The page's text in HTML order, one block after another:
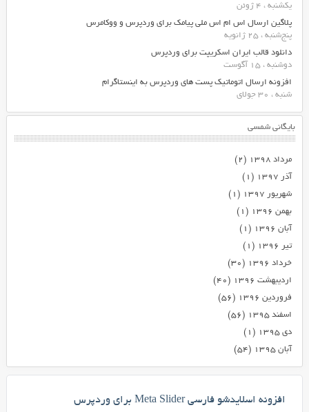
یکشنبه ، 4 ژوئن
پلاگین ارسال اس ام اس ملی پیامک برای وردپرس و ووکامرس
پنج‌شنبه ، 25 ژانویه
دانلود قالب ایران اسکریپت برای وردپرس
دوشنبه ، 15 آگوست
افزونه ارسال اتوماتیک پست های وردپرس به اینستاگرام
شنبه ، 30 جولای
بایگانی شمسی
مرداد ۱۳۹۸
(۲)
آذر ۱۳۹۷
(۱)
شهریور ۱۳۹۷
(۱)
بهمن ۱۳۹۶
(۱)
آبان ۱۳۹۶
(۱)
تیر ۱۳۹۶
(۱)
خرداد ۱۳۹۶
(۳۰)
اردیبهشت ۱۳۹۶
(۴۰)
فروردین ۱۳۹۶
(۵۶)
اسفند ۱۳۹۵
(۵۶)
دی ۱۳۹۵
(۱)
آبان ۱۳۹۵
(۵۴)
افزونه اسلایدشو فارسی Meta Slider برای وردپرس